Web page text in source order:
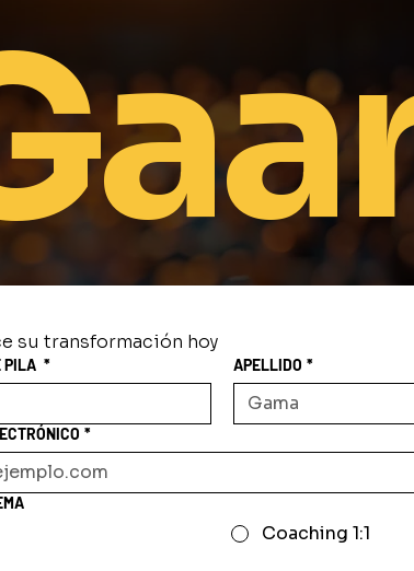
su transformación hoy
PILA * APELLIDO *
*
Coaching 1:1